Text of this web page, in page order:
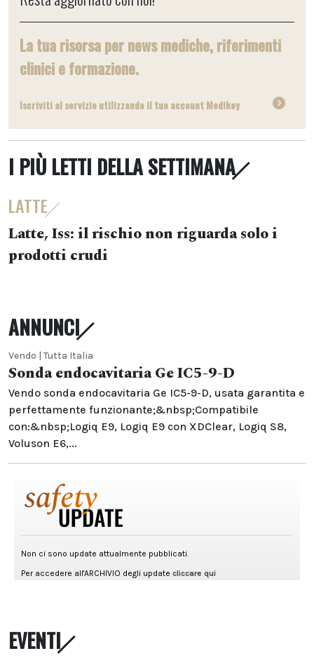
La tua risorsa per news mediche, riferimenti
clinici e formazione.
Iscriviti al servizio utilizzando il tuo account Medikey
I PIÙ LETTI DELLA SETTIMANA
LATTE
Latte, Iss: il rischio non riguarda solo i
prodotti crudi
ANNUNCI
Vendo | Tutta Italia
Sonda endocavitaria Ge IC5-9-D
Vendo sonda endocavitaria Ge IC5-9-D, usata garantita e
perfettamente funzionante;&nbsp;Compatibile
con:&nbsp;Logiq E9, Logiq E9 con XDClear, Logiq S8,
Voluson E6,...
EVENTI